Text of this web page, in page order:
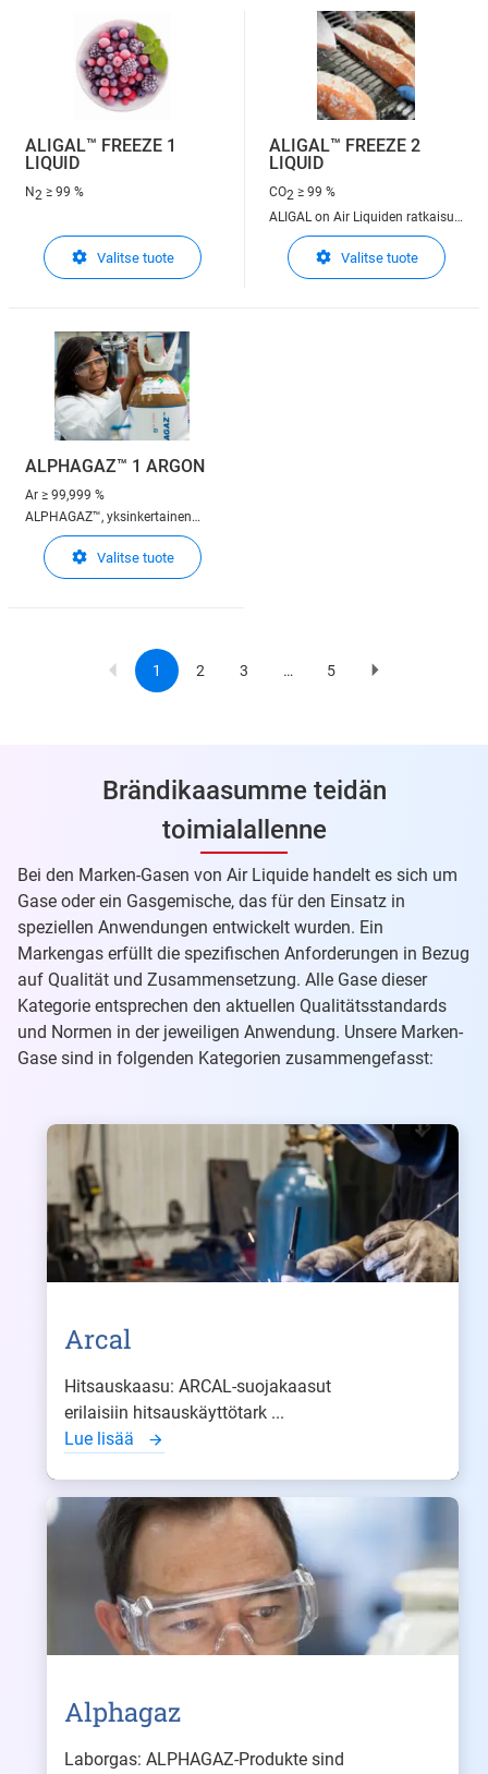
ALIGAL™ FREEZE 1
LIQUID
N2 ≥ 99 %
Valitse tuote
ALIGAL™ FREEZE 2
LIQUID
CO2 ≥ 99 %
ALIGAL on Air Liquiden ratkaisu
elintarvikekäyttöön
Valitse tuote
ALPHAGAZ™ 1 ARGON
Ar ≥ 99,999 %
ALPHAGAZ™, yksinkertainen
ratkaisu analyyttisen
suorituskyvyn parantamiseen
ALPHAGAZ™ 1, sitoutuminen
Valitse tuote
Current
page
1 Page
2 Page
3 … Page
5
Next
Brändikaasumme teidän
toimialallenne
Bei den Marken-Gasen von Air Liquide handelt es sich um
Gase oder ein Gasgemische, das für den Einsatz in
speziellen Anwendungen entwickelt wurden. Ein
Markengas erfüllt die spezifischen Anforderungen in Bezug
auf Qualität und Zusammensetzung. Alle Gase dieser
Kategorie entsprechen den aktuellen Qualitätsstandards
und Normen in der jeweiligen Anwendung. Unsere Marken-
Gase sind in folgenden Kategorien zusammengefasst:
Arcal
Hitsauskaasu: ARCAL-suojakaasut
erilaisiin hitsauskäyttötark ...
Lue lisää
Alphagaz
Laborgas: ALPHAGAZ-Produkte sind